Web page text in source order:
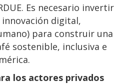
Es necesario invertir
digital,
para construir una
sostenible, inclusiva e
los actores privados